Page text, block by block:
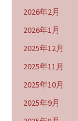
2026年2月
2026年1月
2025年12月
2025年11月
2025年10月
2025年9月